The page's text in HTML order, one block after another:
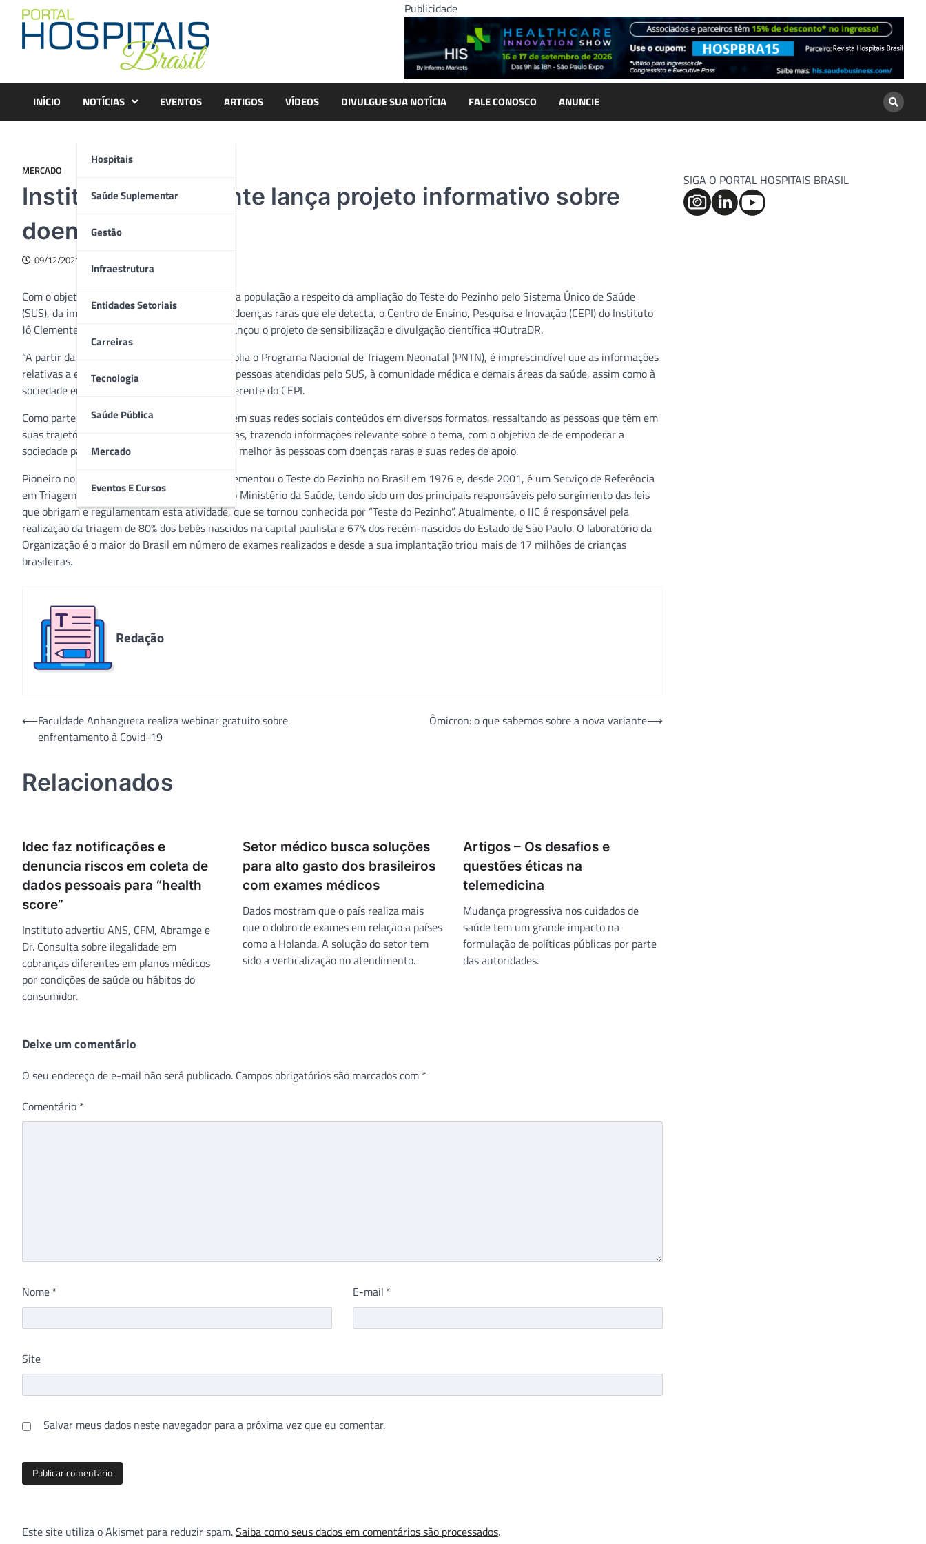
content
Publicidade
INÍCIO NOTÍCIAS
Hospitais
Saúde Suplementar
Gestão
Infraestrutura
Entidades Setoriais
Carreiras
Tecnologia
Saúde Pública
Mercado
Eventos E Cursos
EVENTOS ARTIGOS VÍDEOS DIVULGUE SUA NOTÍCIA FALE CONOSCO ANUNCIE
MERCADO
Instituto Jô Clemente lança projeto informativo sobre
doenças raras
09/12/2021
Com o objetivo de sensibilizar e conscientizar a população a respeito da ampliação do Teste do Pezinho pelo Sistema Único de Saúde
(SUS), da importância de sua realização e das doenças raras que ele detecta, o Centro de Ensino, Pesquisa e Inovação (CEPI) do Instituto
Jô Clemente (IJC), antiga Apae de São Paulo, lançou o projeto de sensibilização e divulgação científica #OutraDR.
“A partir da sanção da Lei 14.154/21, que amplia o Programa Nacional de Triagem Neonatal (PNTN), é imprescindível que as informações
relativas a esse tema se estendam a todas as pessoas atendidas pelo SUS, à comunidade médica e demais áreas da saúde, assim como à
sociedade em geral”, comenta Edward Yang, gerente do CEPI.
Como parte do projeto, o IJC irá compartilhar em suas redes sociais conteúdos em diversos formatos, ressaltando as pessoas que têm em
suas trajetórias uma relação com doenças raras, trazendo informações relevante sobre o tema, com o objetivo de de empoderar a
sociedade para a construção de uma realidade melhor às pessoas com doenças raras e suas redes de apoio.
Pioneiro no país, o Instituto Jô Clemente implementou o Teste do Pezinho no Brasil em 1976 e, desde 2001, é um Serviço de Referência
em Triagem Neonatal (SRTN) credenciado pelo Ministério da Saúde, tendo sido um dos principais responsáveis pelo surgimento das leis
que obrigam e regulamentam esta atividade, que se tornou conhecida por “Teste do Pezinho”. Atualmente, o IJC é responsável pela
realização da triagem de 80% dos bebês nascidos na capital paulista e 67% dos recém-nascidos do Estado de São Paulo. O laboratório da
Organização é o maior do Brasil em número de exames realizados e desde a sua implantação triou mais de 17 milhões de crianças
brasileiras.
Redação
Navegação
⟵Faculdade Anhanguera realiza webinar gratuito sobre
enfrentamento à Covid-19
Ômicron: o que sabemos sobre a nova variante⟶
Relacionados
Idec faz notificações e
denuncia riscos em coleta de
dados pessoais para “health
score”
Instituto advertiu ANS, CFM, Abramge e
Dr. Consulta sobre ilegalidade em
cobranças diferentes em planos médicos
por condições de saúde ou hábitos do
consumidor.
Setor médico busca soluções
para alto gasto dos brasileiros
com exames médicos
Dados mostram que o país realiza mais
que o dobro de exames em relação a países
como a Holanda. A solução do setor tem
sido a verticalização no atendimento.
Artigos – Os desafios e
questões éticas na
telemedicina
Mudança progressiva nos cuidados de
saúde tem um grande impacto na
formulação de políticas públicas por parte
das autoridades.
Deixe um comentário
O seu endereço de e-mail não será publicado. Campos obrigatórios são marcados com *
Comentário *
Nome * E-mail *
Site
Salvar meus dados neste navegador para a próxima vez que eu comentar.
Este site utiliza o Akismet para reduzir spam.Saiba como seus dados em comentários são processados.
SIGA O PORTAL HOSPITAIS BRASIL